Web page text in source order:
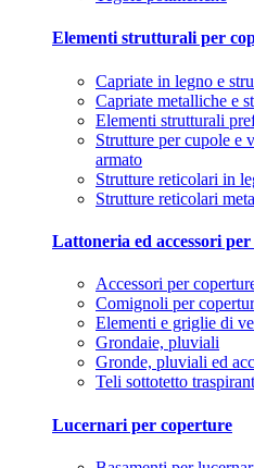
Elementi strutturali per
Capriate in legno e
Capriate metalliche e
Elementi strutturali
Strutture per cupole e
armato
Strutture reticolari in
Strutture reticolari
Lattoneria ed accessori
Accessori per
Comignoli per
Elementi e griglie di
Grondaie, pluviali
Gronde, pluviali ed
Teli sottotetto
Lucernari per coperture